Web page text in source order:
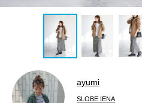
ayumi
SLOBE IENA